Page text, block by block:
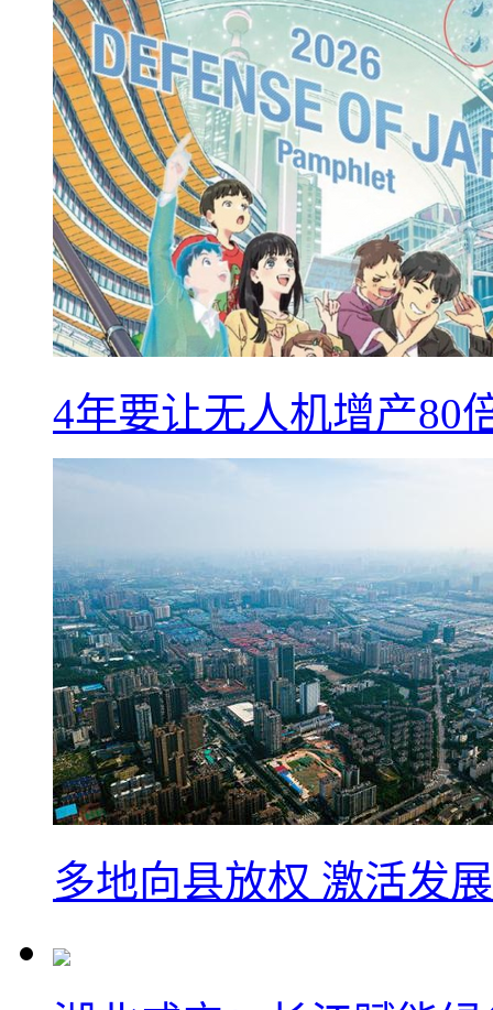
4年要让无人机增产80
多地向县放权 激活发